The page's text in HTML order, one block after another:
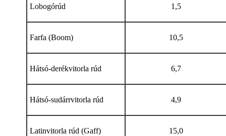
Lobogórúd 1,5
Farfa (Boom) 10,5
Hátsó-derékvitorla rúd 6,7
Hátsó-sudárrvitorla rúd 4,9
Latinvitorla rúd (Gaff) 15,0